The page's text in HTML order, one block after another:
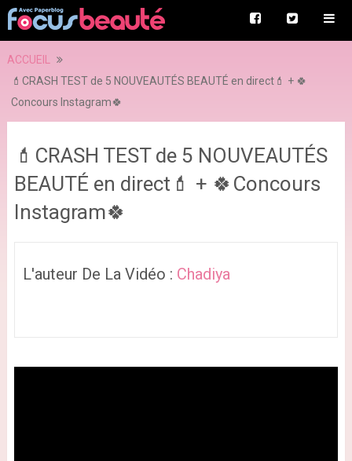
ACCUEIL
💄CRASH TEST de 5 NOUVEAUTÉS BEAUTÉ en direct💄 + 🍀
Concours Instagram🍀
💄CRASH TEST de 5 NOUVEAUTÉS
BEAUTÉ en direct💄 + 🍀Concours
Instagram🍀
L'auteur De La Vidéo : Chadiya